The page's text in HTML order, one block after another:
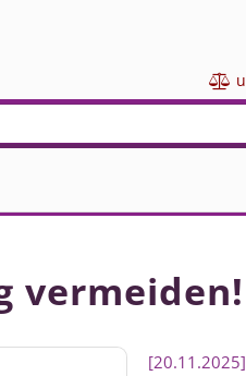
 u
vermeiden!
20.11.2025